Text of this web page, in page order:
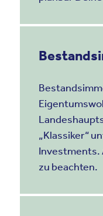
„Klassiker“
Investments.
zu beachten.